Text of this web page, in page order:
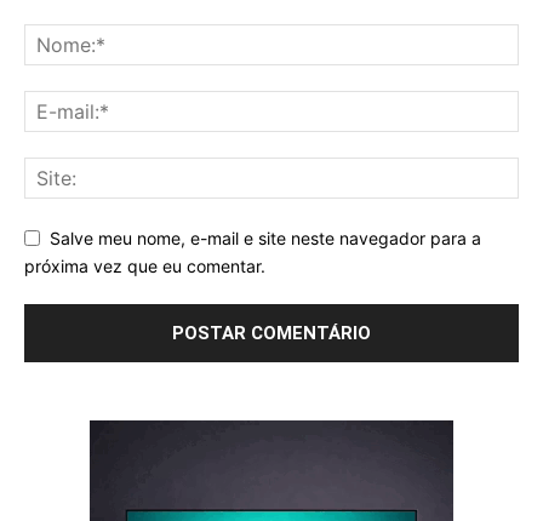
Salve meu nome, e-mail e site neste navegador para a
próxima vez que eu comentar.